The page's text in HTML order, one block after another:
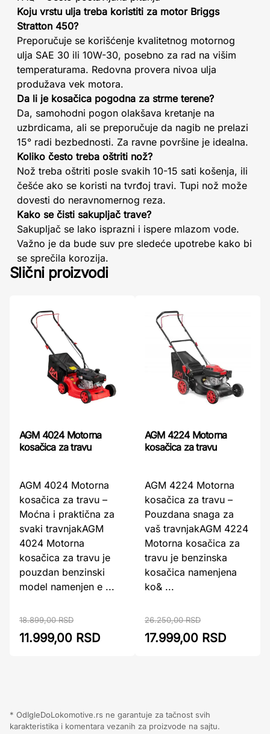
Koju vrstu ulja treba koristiti za motor Briggs
Stratton 450?
Preporučuje se korišćenje kvalitetnog motornog
ulja SAE 30 ili 10W-30, posebno za rad na višim
temperaturama. Redovna provera nivoa ulja
produžava vek motora.
Da li je kosačica pogodna za strme terene?
Da, samohodni pogon olakšava kretanje na
uzbrdicama, ali se preporučuje da nagib ne prelazi
15° radi bezbednosti. Za ravne površine je idealna.
Koliko često treba oštriti nož?
Nož treba oštriti posle svakih 10-15 sati košenja, ili
češće ako se koristi na tvrđoj travi. Tupi nož može
dovesti do neravnomernog reza.
Kako se čisti sakupljač trave?
Sakupljač se lako isprazni i ispere mlazom vode.
Važno je da bude suv pre sledeće upotrebe kako bi
se sprečila korozija.
Slični proizvodi
AGM 4024 Motorna
kosačica za travu
AGM 4024 Motorna
kosačica za travu –
Moćna i praktična za
svaki travnjakAGM
4024 Motorna
kosačica za travu je
pouzdan benzinski
model namenjen e ...
18.899,00 RSD
11.999,00 RSD
AGM 4224 Motorna
kosačica za travu
AGM 4224 Motorna
kosačica za travu –
Pouzdana snaga za
vaš travnjakAGM 4224
Motorna kosačica za
travu je benzinska
kosačica namenjena
ko& ...
26.250,00 RSD
17.999,00 RSD
* OdIgleDoLokomotive.rs ne garantuje za tačnost svih
karakteristika i komentara vezanih za proizvode na sajtu.